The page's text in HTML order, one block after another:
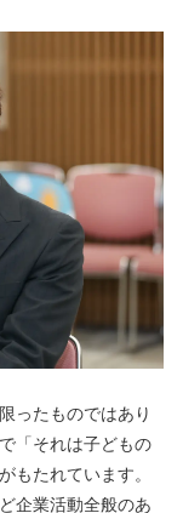
ったものではあり
「それは子どもの
もたれています。
企業活動全般のあ